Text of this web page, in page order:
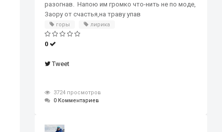
разогнав. Напою им громко что-нить не по моде,
Заору от счастья,на траву упав
горы лирика
0
Tweet
3724 просмотров
0 Комментариев